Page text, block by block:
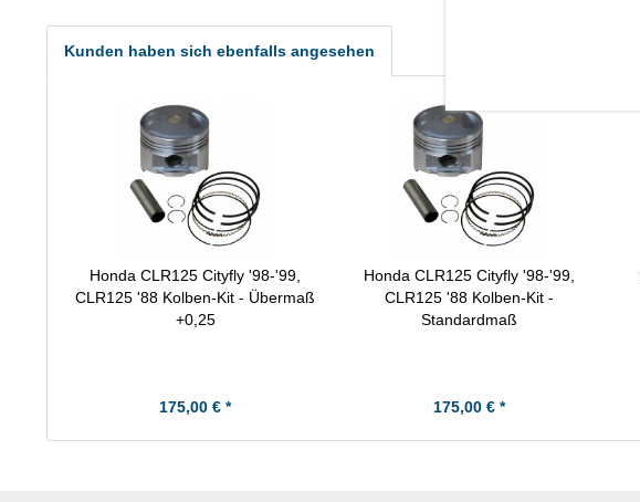
Kunden haben sich ebenfalls angesehen
Honda CLR125 Cityfly '98-'99,
CLR125 '88 Kolben-Kit - Übermaß
+0,25
175,00 € *
Honda CLR125 Cityfly '98-'99,
CLR125 '88 Kolben-Kit -
Standardmaß
175,00 € *